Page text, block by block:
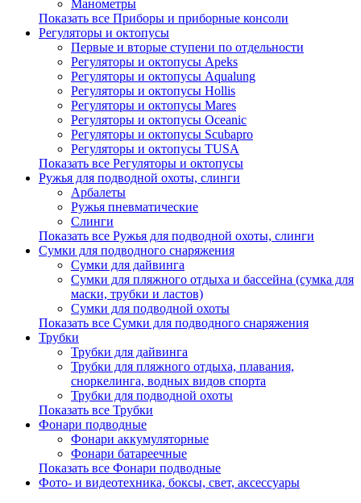
Манометры
Показать все Приборы и приборные консоли
Регуляторы и октопусы
Первые и вторые ступени по отдельности
Регуляторы и октопусы Apeks
Регуляторы и октопусы Aqualung
Регуляторы и октопусы Hollis
Регуляторы и октопусы Mares
Регуляторы и октопусы Oceanic
Регуляторы и октопусы Scubapro
Регуляторы и октопусы TUSA
Показать все Регуляторы и октопусы
Ружья для подводной охоты, слинги
Арбалеты
Ружья пневматические
Слинги
Показать все Ружья для подводной охоты, слинги
Сумки для подводного снаряжения
Сумки для дайвинга
Сумки для пляжного отдыха и бассейна (сумка для
маски, трубки и ластов)
Сумки для подводной охоты
Показать все Сумки для подводного снаряжения
Трубки
Трубки для дайвинга
Трубки для пляжного отдыха, плавания,
сноркелинга, водных видов спорта
Трубки для подводной охоты
Показать все Трубки
Фонари подводные
Фонари аккумуляторные
Фонари батареечные
Показать все Фонари подводные
Фото- и видеотехника, боксы, свет, аксессуары